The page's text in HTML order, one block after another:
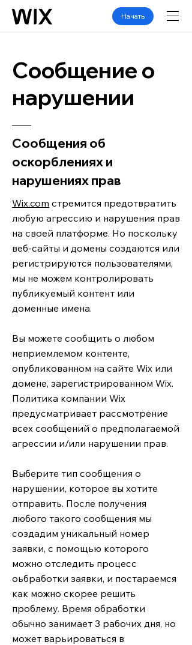
Начать
Сообщение о
нарушении
Сообщения об
оскорблениях и
нарушениях прав
Wix.com стремится предотвратить
любую агрессию и нарушения прав
на своей платформе. Но поскольку
веб-сайты и домены создаются или
регистрируются пользователями,
мы не можем контролировать
публикуемый контент или
доменные имена.
Вы можете сообщить о любом
неприемлемом контенте,
опубликованном на сайте Wix или
домене, зарегистрированном Wix.
Политика компании Wix
предусматривает рассмотрение
всех сообщений о предполагаемой
агрессии и/или нарушении прав.
Выберите тип сообщения о
нарушении, которое вы хотите
отправить. После получения
любого такого сообщения мы
создадим уникальный номер
заявки, с помощью которого
можно отследить процесс
оьбработки заявки, и постараемся
как можно скорее решить
проблему. Время обработки
обычно занимает 3 рабочих дня, но
может варьироваться в